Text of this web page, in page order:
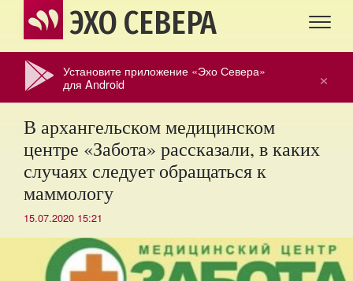
ЭХО СЕВЕРА
×
Установите приложение «Эхо Севера»
для Android
В архангельском медицинском
центре «Забота» рассказали, в каких
случаях следует обращаться к
маммологу
15.07.2020 15:21